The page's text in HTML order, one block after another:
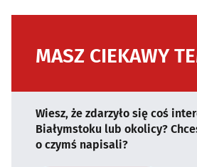
MASZ CIEKAWY
Wiesz, że zdarzyło się coś
Białymstoku lub okolicy?
o czymś napisali?